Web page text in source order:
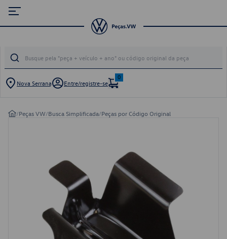
Nova Serrana Entre/registre-se
0
/Peças VW/Busca Simplificada/Peças por Código Original